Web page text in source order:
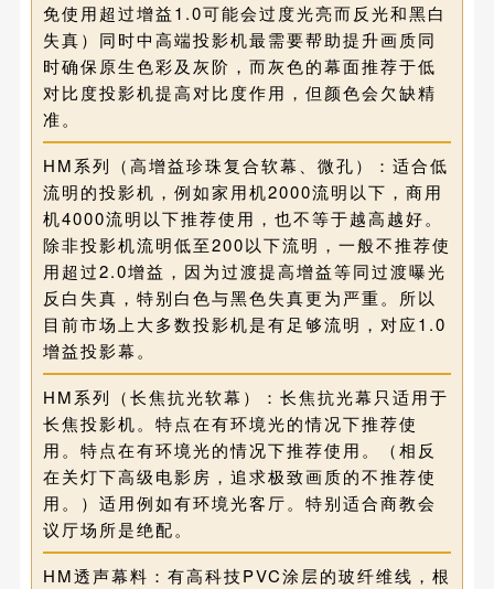
免使用超过增益1.0可能会过度光亮而反光和黑白
失真）同时中高端投影机最需要帮助提升画质同
时确保原生色彩及灰阶，而灰色的幕面推荐于低
对比度投影机提高对比度作用，但颜色会欠缺精
准。
HM系列（高增益珍珠复合软幕、微孔）：适合低
流明的投影机，例如家用机2000流明以下，商用
机4000流明以下推荐使用，也不等于越高越好。
除非投影机流明低至200以下流明，一般不推荐使
用超过2.0增益，因为过渡提高增益等同过渡曝光
反白失真，特别白色与黑色失真更为严重。所以
目前市场上大多数投影机是有足够流明，对应1.0
增益投影幕。
HM系列（长焦抗光软幕）：长焦抗光幕只适用于
长焦投影机。特点在有环境光的情况下推荐使
用。特点在有环境光的情况下推荐使用。（相反
在关灯下高级电影房，追求极致画质的不推荐使
用。）适用例如有环境光客厅。特别适合商教会
议厅场所是绝配。
HM透声幕料：有高科技PVC涂层的玻纤维线，根